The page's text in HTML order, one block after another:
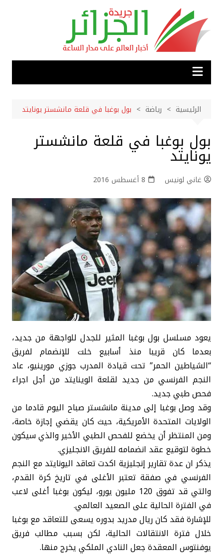
المحتوى
الرئيسية رياضة بول بوغبا في قلعة مانشستر يونايتد
بول بوغبا في قلعة مانشستر
يونايتد
غاني لونيس 8 أغسطس 2016
يعود مسلسل بول بوغبا المثير للجدل للواجهة من جديد،
بعدما كان قريبا منذ أسابيع خلت للإنضمام لفريق
“الشياطين الحمر” تحت قيادة المدرب جوزي مورينيو، عاد
النجم الفرنسي من جديد لقلعة الوينايتد من أجل اجراء
فحص طبي جديد.
وقد وصل بوغبا إلى مدينة مانشستر صباح اليوم قادما من
الولايات المتحدة الأمريكية، حيث كان يقضي إجازة خاصة،
ومن المنتظر أن يخضع للفحص الطبي الأخير والذي سيكون
خطوة لتوقيع عقد انضمامه للفريق الانجليزي.
يذكر ان عدة تقارير إنجليزية اكدت تعاقد اليونايتد مع النجم
الفرنسي في صفقة تعتبر الأغلى في تاريخ كرة القدم،
والتي قد تفوق 120 مليون يورو، ليكون بوغبا أغلى لاعب
في الفترة الحالية على الصعيد العالمي.
للإشارة فقد كان ريال مدريد بدوره يسعى للتعاقد مع بوغبا
خلال فترة الانتقالات الحالية، لكن بسبب مطالب فريق
يوفنتوس المعقدة جعل النادي الملكي يخرج منها.